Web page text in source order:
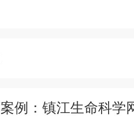
例：镇江生命科学